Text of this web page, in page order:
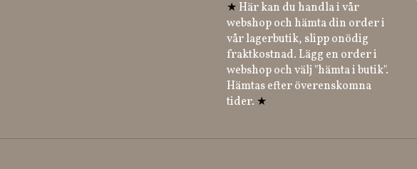
★ Här kan du handla i vår
webshop och hämta din order i
vår lagerbutik, slipp onödig
fraktkostnad. Lägg en order i
webshop och välj "hämta i butik".
Hämtas efter överenskomna
tider. ★